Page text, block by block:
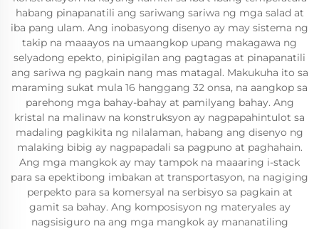
habang pinapanatili ang sariwang sariwa ng mga salad at
iba pang ulam. Ang inobasyong disenyo ay may sistema ng
takip na maaayos na umaangkop upang makagawa ng
selyadong epekto, pinipigilan ang pagtagas at pinapanatili
ang sariwa ng pagkain nang mas matagal. Makukuha ito sa
maraming sukat mula 16 hanggang 32 onsa, na aangkop sa
parehong mga bahay-bahay at pamilyang bahay. Ang
kristal na malinaw na konstruksyon ay nagpapahintulot sa
madaling pagkikita ng nilalaman, habang ang disenyo ng
malaking bibig ay nagpapadali sa pagpuno at paghahain.
Ang mga mangkok ay may tampok na maaaring i-stack
para sa epektibong imbakan at transportasyon, na nagiging
perpekto para sa komersyal na serbisyo sa pagkain at
gamit sa bahay. Ang komposisyon ng materyales ay
nagsisiguro na ang mga mangkok ay mananatiling